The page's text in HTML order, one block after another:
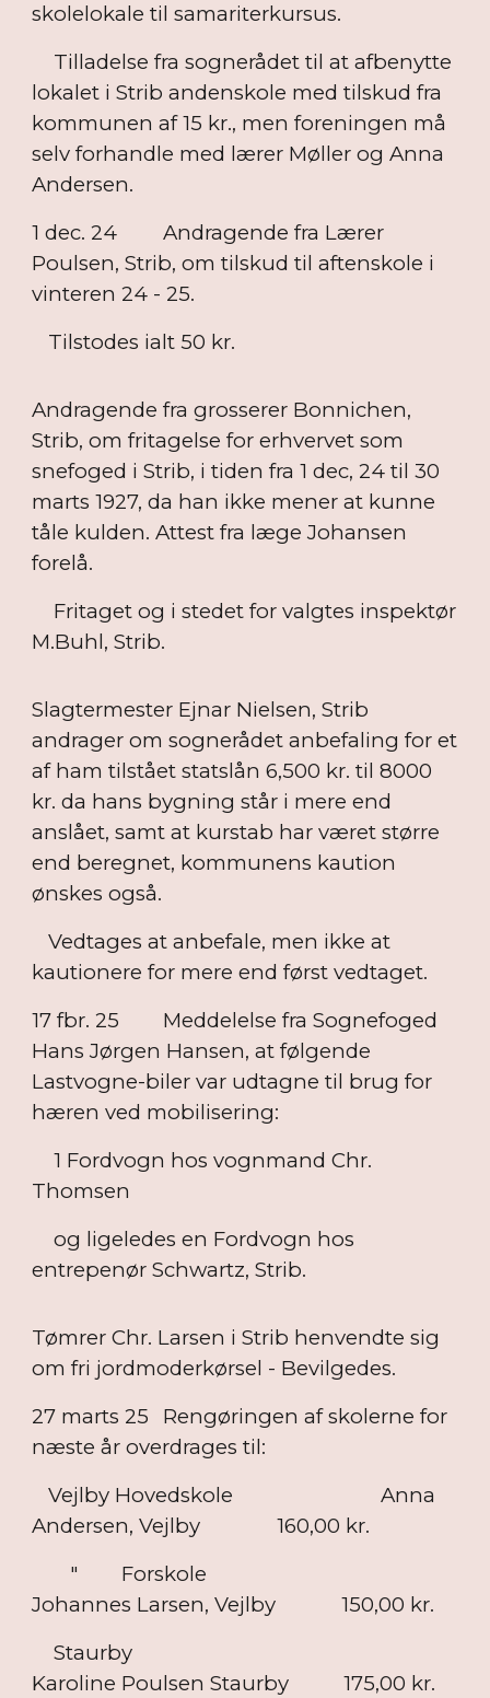
skolelokale til samariterkursus.
Tilladelse fra sognerådet til at afbenytte
lokalet i Strib andenskole med tilskud fra
kommunen af 15 kr., men foreningen må
selv forhandle med lærer Møller og Anna
Andersen.
1 dec. 24
Andragende fra Lærer
Poulsen, Strib, om tilskud til aftenskole i
vinteren 24 - 25.
Tilstodes ialt 50 kr.
Andragende fra grosserer Bonnichen,
Strib, om fritagelse for erhvervet som
snefoged i Strib, i tiden fra 1 dec, 24 til 30
marts 1927, da han ikke mener at kunne
tåle kulden. Attest fra læge Johansen
forelå.
Fritaget og i stedet for valgtes inspektør
M.Buhl, Strib.
Slagtermester Ejnar Nielsen, Strib
andrager om sognerådet anbefaling for et
af ham tilstået statslån 6,500 kr. til 8000
kr. da hans bygning står i mere end
anslået, samt at kurstab har været større
end beregnet, kommunens kaution
ønskes også.
Vedtages at anbefale, men ikke at
kautionere for mere end først vedtaget.
17 fbr. 25
Meddelelse fra Sognefoged
Hans Jørgen Hansen, at følgende
Lastvogne-biler var udtagne til brug for
hæren ved mobilisering:
1 Fordvogn hos vognmand Chr.
Thomsen
og ligeledes en Fordvogn hos
entrepenør Schwartz, Strib.
Tømrer Chr. Larsen i Strib henvendte sig
om fri jordmoderkørsel - Bevilgedes.
27 marts 25
Rengøringen af skolerne for
næste år overdrages til:
Vejlby Hovedskole Anna
Andersen, Vejlby 160,00 kr.
" Forskole
Johannes Larsen, Vejlby 150,00 kr.
Staurby
Karoline Poulsen Staurby 175,00 kr.